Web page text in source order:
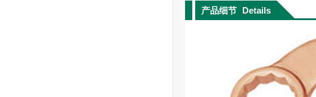
产品细节 Details